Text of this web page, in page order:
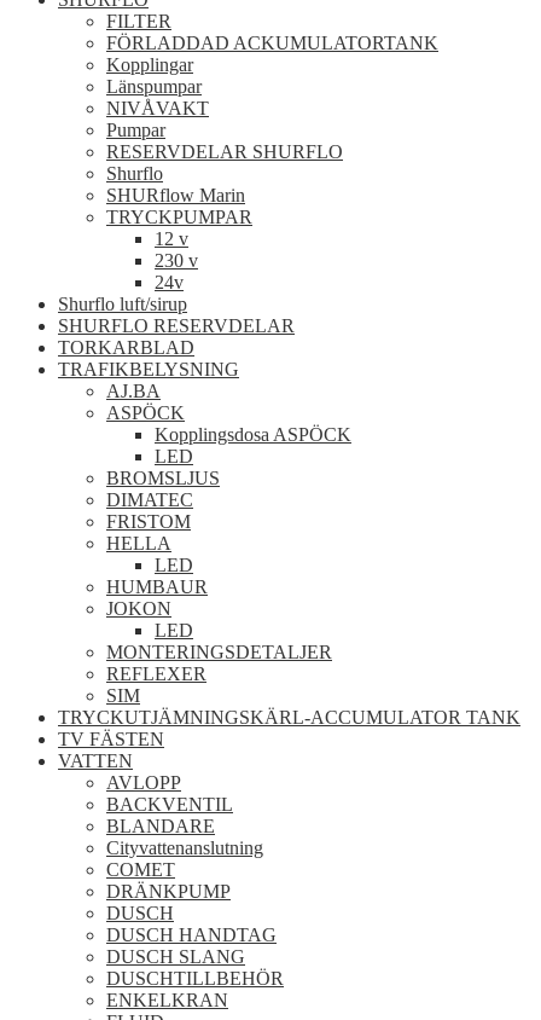
FILTER
FÖRLADDAD ACKUMULATORTANK
Kopplingar
Länspumpar
NIVÅVAKT
Pumpar
RESERVDELAR SHURFLO
Shurflo
SHURflow Marin
TRYCKPUMPAR
12 v
230 v
24v
Shurflo luft/sirup
SHURFLO RESERVDELAR
TORKARBLAD
TRAFIKBELYSNING
AJ.BA
ASPÖCK
Kopplingsdosa ASPÖCK
LED
BROMSLJUS
DIMATEC
FRISTOM
HELLA
LED
HUMBAUR
JOKON
LED
MONTERINGSDETALJER
REFLEXER
SIM
TRYCKUTJÄMNINGSKÄRL-ACCUMULATOR TANK
TV FÄSTEN
VATTEN
AVLOPP
BACKVENTIL
BLANDARE
Cityvattenanslutning
COMET
DRÄNKPUMP
DUSCH
DUSCH HANDTAG
DUSCH SLANG
DUSCHTILLBEHÖR
ENKELKRAN